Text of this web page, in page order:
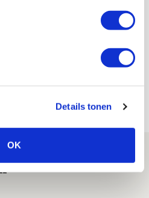
Details tonen
OK
bleven door